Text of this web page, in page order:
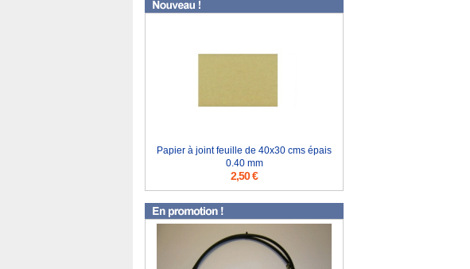
Papier à joint feuille de 40x30 cms épais
0.40 mm
2,50 €